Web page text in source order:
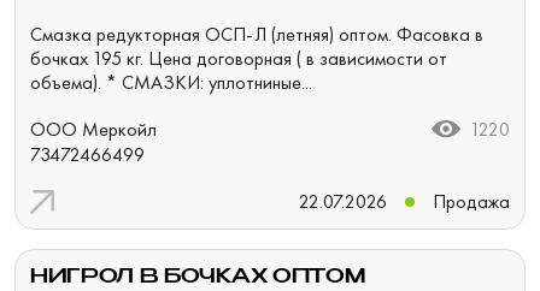
Смазка редукторная ОСП-Л (летняя) оптом. Фасовка в
бочках 195 кг. Цена договорная ( в зависимости от
объема). * СМАЗКИ: уплотниные...
ООО Меркойл
73472466499
1220
22.07.2026 Продажа
НИГРОЛ В БОЧКАХ ОПТОМ